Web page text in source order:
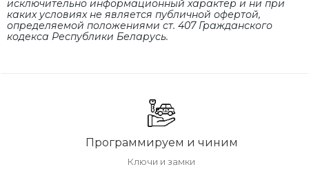
исключительно информационный характер и ни при
каких условиях не является публичной офертой,
определяемой положениями cт. 407 Гражданского
кодекса Республики Беларусь.
Программируем и чиним
Ключи и замки